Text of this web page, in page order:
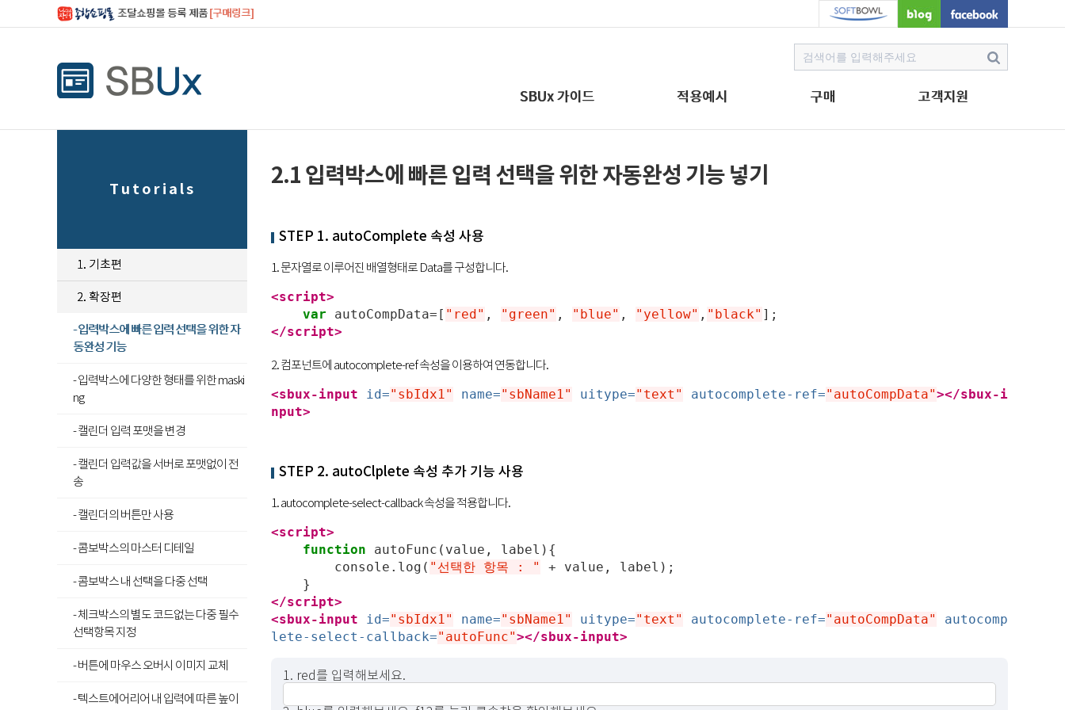
조달쇼핑몰 등록 제품[구매링크]
SBUx 가이드 적용예시 구매 고객지원
Tutorials
1. 기초편
2. 확장편
- 입력박스에 빠른 입력 선택을 위한 자
동완성 기능
- 입력박스에 다양한 형태를 위한 maski
ng
- 캘린더 입력 포맷을 변경
- 캘린더 입력값을 서버로 포맷없이 전
송
- 캘린더의 버튼만 사용
- 콤보박스의 마스터 디테일
- 콤보박스 내 선택을 다중 선택
- 체크박스의 별도 코드없는 다중 필수
선택항목 지정
- 버튼에 마우스 오버시 이미지 교체
- 텍스트에어리어 내 입력에 따른 높이
2.1 입력박스에 빠른 입력 선택을 위한 자동완성 기능 넣기
STEP 1. autoComplete 속성 사용
1. 문자열로 이루어진 배열형태로 Data를 구성합니다.
<script>
var
autoCompData= [ "red" , "green" , "blue" , "yellow" , "black" ];
</script>
2. 컴포넌트에 autocomplete-ref 속성을 이용하여 연동합니다.
<sbux-input
id="sbIdx1" name="sbName1" uitype="text" autocomplete-ref="autoCompData"></sbux-i
nput>
STEP 2. autoClplete 속성 추가 기능 사용
1. autocomplete-select-callback 속성을 적용합니다.
<script>
function
autoFunc ( value , label ){
console . log ( "선택한 항목 : " + value , label );
}
</script>
<sbux-input
id="sbIdx1" name="sbName1" uitype="text" autocomplete-ref="autoCompData"
autocomp
lete-select-callback="autoFunc"></sbux-input>
1. red를 입력해보세요.